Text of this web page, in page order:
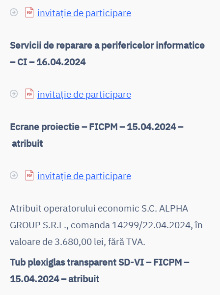
invitație de participare
Servicii de reparare a perifericelor informatice
– CI – 16.04.2024
invitație de participare
Ecrane proiectie – FICPM – 15.04.2024 –
atribuit
invitație de participare
Atribuit operatorului economic S.C. ALPHA
GROUP S.R.L., comanda 14299/22.04.2024, în
valoare de 3.680,00 lei, fără TVA.
Tub plexiglas transparent SD-VI – FICPM –
15.04.2024 – atribuit